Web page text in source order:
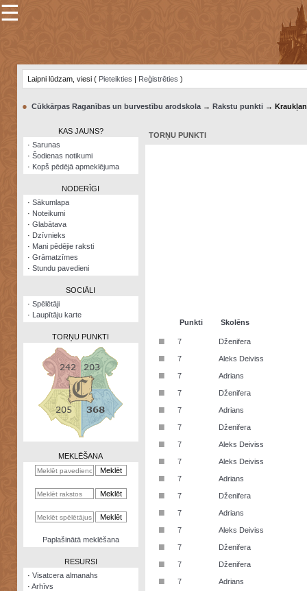
×
Šodienas
notikumi
Visatcera
almanahs
Arhīvs
Zināšanu
kalkulators
Nomētātās
☰
Laipni lūdzam, viesi ( Pieteikties | Reģistrēties )
● Cūkkārpas Raganības un burvestību arodskola→ Rakstu punkti→
KAS JAUNS?
· Sarunas
· Šodienas notikumi
· Kopš pēdējā apmeklējuma
NODERĪGI
· Sākumlapa
· Noteikumi
· Glabātava
· Dzīvnieks
· Mani pēdējie raksti
· Grāmatzīmes
· Stundu pavedieni
SOCIĀLI
· Spēlētāji
· Laupītāju karte
TORŅU PUNKTI
MEKLĒŠANA
Paplašinātā meklēšana
RESURSI
· Visatcera almanahs
· Arhīvs
TORŅU PUNKTI
Punkti Skolēns
■ 7 Dženifera
■ 7 Aleks Deiviss
■ 7 Adrians
■ 7 Dženifera
■ 7 Adrians
■ 7 Dženifera
■ 7 Aleks Deiviss
■ 7 Aleks Deiviss
■ 7 Adrians
■ 7 Dženifera
■ 7 Adrians
■ 7 Aleks Deiviss
■ 7 Dženifera
■ 7 Dženifera
■ 7 Adrians